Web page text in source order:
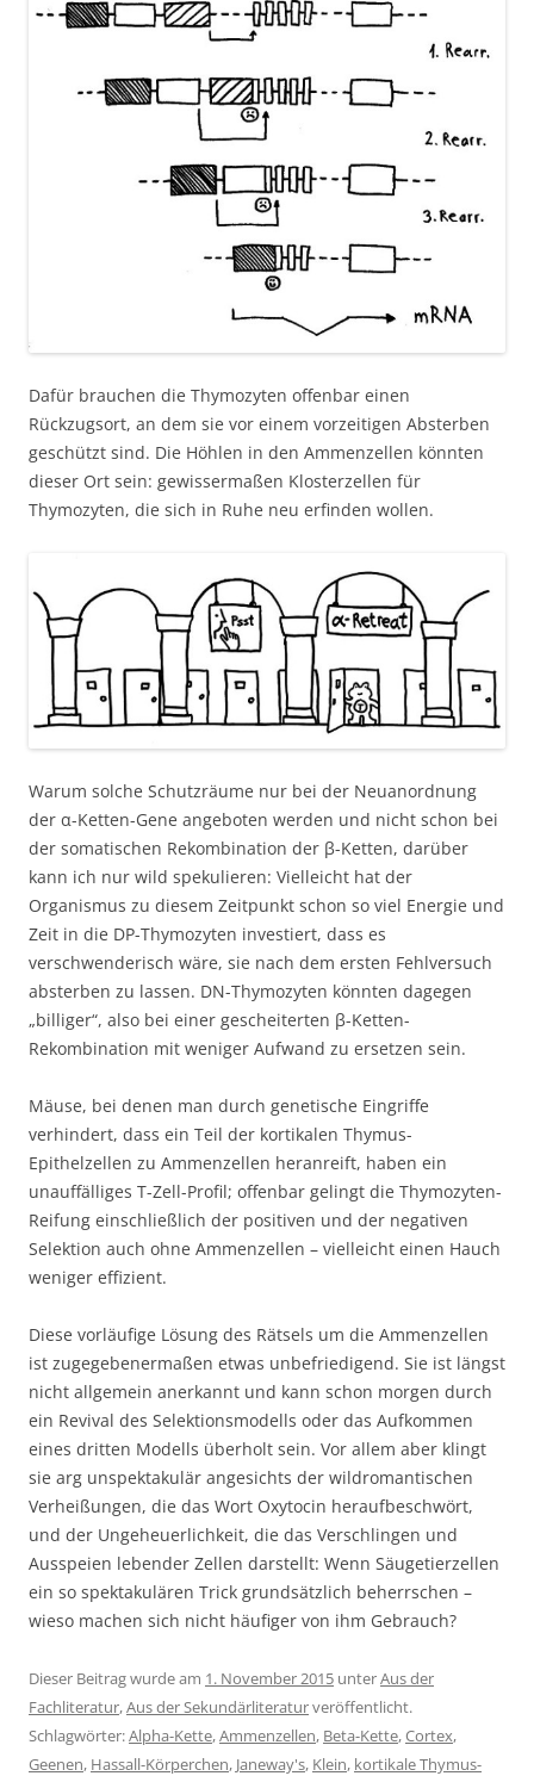
Dafür brauchen die Thymozyten offenbar einen
Rückzugsort, an dem sie vor einem vorzeitigen Absterben
geschützt sind. Die Höhlen in den Ammenzellen könnten
dieser Ort sein: gewissermaßen Klosterzellen für
Thymozyten, die sich in Ruhe neu erfinden wollen.
Warum solche Schutzräume nur bei der Neuanordnung
der α-Ketten-Gene angeboten werden und nicht schon bei
der somatischen Rekombination der β-Ketten, darüber
kann ich nur wild spekulieren: Vielleicht hat der
Organismus zu diesem Zeitpunkt schon so viel Energie und
Zeit in die DP-Thymozyten investiert, dass es
verschwenderisch wäre, sie nach dem ersten Fehlversuch
absterben zu lassen. DN-Thymozyten könnten dagegen
„billiger“, also bei einer gescheiterten β-Ketten-
Rekombination mit weniger Aufwand zu ersetzen sein.
Mäuse, bei denen man durch genetische Eingriffe
verhindert, dass ein Teil der kortikalen Thymus-
Epithelzellen zu Ammenzellen heranreift, haben ein
unauffälliges T-Zell-Profil; offenbar gelingt die Thymozyten-
Reifung einschließlich der positiven und der negativen
Selektion auch ohne Ammenzellen – vielleicht einen Hauch
weniger effizient.
Diese vorläufige Lösung des Rätsels um die Ammenzellen
ist zugegebenermaßen etwas unbefriedigend. Sie ist längst
nicht allgemein anerkannt und kann schon morgen durch
ein Revival des Selektionsmodells oder das Aufkommen
eines dritten Modells überholt sein. Vor allem aber klingt
sie arg unspektakulär angesichts der wildromantischen
Verheißungen, die das Wort Oxytocin heraufbeschwört,
und der Ungeheuerlichkeit, die das Verschlingen und
Ausspeien lebender Zellen darstellt: Wenn Säugetierzellen
ein so spektakulären Trick grundsätzlich beherrschen –
wieso machen sich nicht häufiger von ihm Gebrauch?
Dieser Beitrag wurde am 1. November 2015 unterAus der
Fachliteratur,Aus der Sekundärliteraturveröffentlicht.
Schlagwörter:Alpha-Kette,Ammenzellen, Beta-Kette,Cortex,
Geenen, Hassall-Körperchen, Janeway's, Klein, kortikale Thymus-